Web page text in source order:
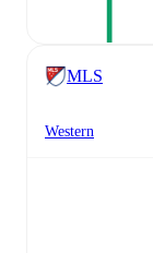
MLS
Western